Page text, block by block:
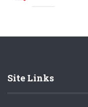
Site Links